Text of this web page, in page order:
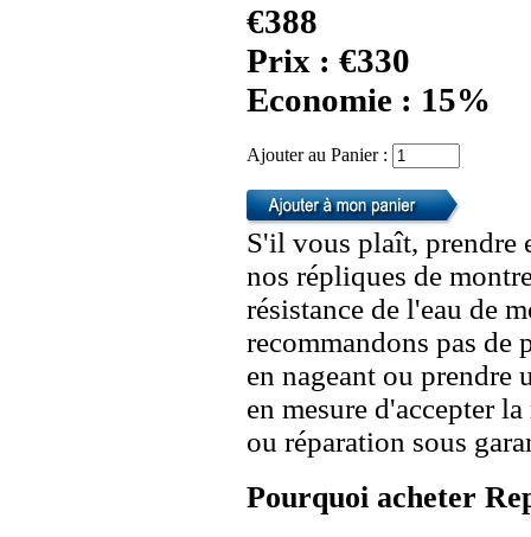
€388
Prix : €330
Economie : 15%
Ajouter au Panier :
S'il vous plaît, prendre
nos répliques de
résistance de l'eau de
recommandons pas de
en nageant ou prendre
en mesure d'accepter
ou réparation sous
Pourquoi acheter